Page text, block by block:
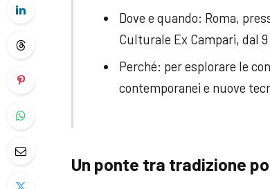
Dove e quando: Roma,
Culturale Ex Campari, dal
Perché: per esplorare le
contemporanei e nuove
Un ponte tra tradizione